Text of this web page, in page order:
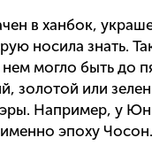
в ханбок,
носила знать.
могло быть до
золотой или
эры. Например, у
эпоху Чосон.